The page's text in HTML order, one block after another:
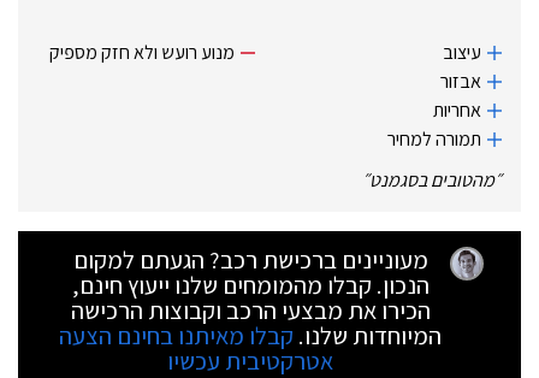
עיצוב
אבזור
אחריות
תמורה למחיר
מנוע רועש ולא חזק מספיק
״מהטובים בסגמנט״
מעוניינים ברכישת רכב? הגעתם למקום
הנכון. קבלו מהמומחים שלנו ייעוץ חינם,
הכירו את מבצעי הרכב וקבוצות הרכישה
המיוחדות שלנו. קבלו מאיתנו בחינם הצעה
אטרקטיבית עכשיו